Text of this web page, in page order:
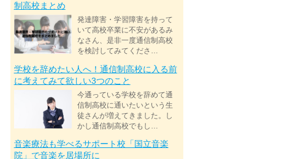
制高校まとめ
発達障害・学習障害を持って
いて高校卒業に不安があるみ
なさん、是非一度通信制高校
を検討してみてくださ…
学校を辞めたい人へ！通信制高校に入る前
に考えてみて欲しい3つのこと
今通っている学校を辞めて通
信制高校に通いたいという生
徒さんが増えてきました。し
かし通信制高校でもし…
音楽療法も学べるサポート校「国立音楽
院」で音楽を居場所に